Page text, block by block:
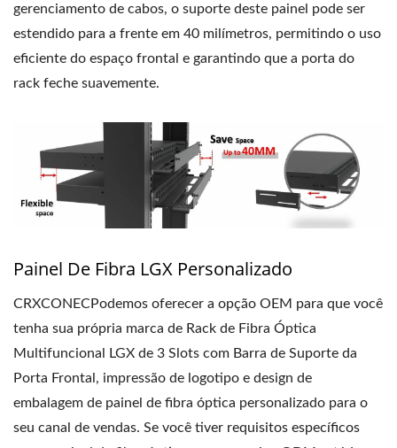
gerenciamento de cabos, o suporte deste painel pode ser
estendido para a frente em 40 milímetros, permitindo o uso
eficiente do espaço frontal e garantindo que a porta do
rack feche suavemente.
Painel De Fibra LGX Personalizado
CRXCONECPodemos oferecer a opção OEM para que você
tenha sua própria marca de Rack de Fibra Óptica
Multifuncional LGX de 3 Slots com Barra de Suporte da
Porta Frontal, impressão de logotipo e design de
embalagem de painel de fibra óptica personalizado para o
seu canal de vendas. Se você tiver requisitos específicos